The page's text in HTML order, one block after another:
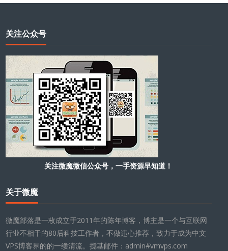
关注公众号
关注微魔微信公众号，一手资源早知道！
关于微魔
微魔部落是一枚成立于2011年的陈年博客，博主是一个与互联网
行业不相干的80后科技工作者，不做违心推荐，致力于成为中文
VPS博客界的的一缕清流。搅基邮件：admin#vmvps.com